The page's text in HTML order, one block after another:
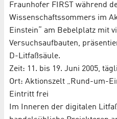
Fraunhofer FIRST während
Wissenschaftssommers im
Einstein“ am Bebelplatz mit
Versuchsaufbauten,
D-Litfaßsäule.
Zeit: 11. bis 19. Juni 2005,
Ort: Aktionszelt „Rund-um-
Eintritt frei
Im Inneren der digitalen